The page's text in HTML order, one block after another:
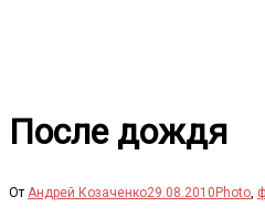
После дождя
От Андрей Козаченко29.08.2010 Photo,